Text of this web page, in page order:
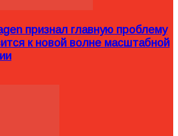
признал главную проблему
к новой волне масштабной